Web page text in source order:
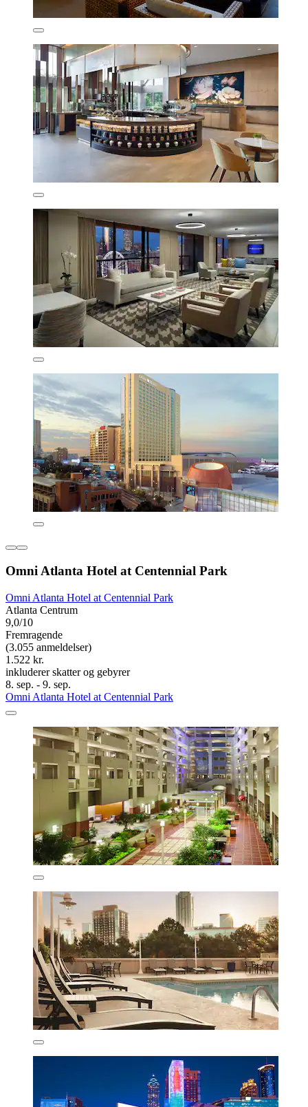
Omni Atlanta Hotel at Centennial Park
Omni Atlanta Hotel at Centennial Park
Atlanta Centrum
9,0/10
Fremragende
(3.055 anmeldelser)
1.522 kr.
inkluderer skatter og gebyrer
8. sep. - 9. sep.
Omni Atlanta Hotel at Centennial Park